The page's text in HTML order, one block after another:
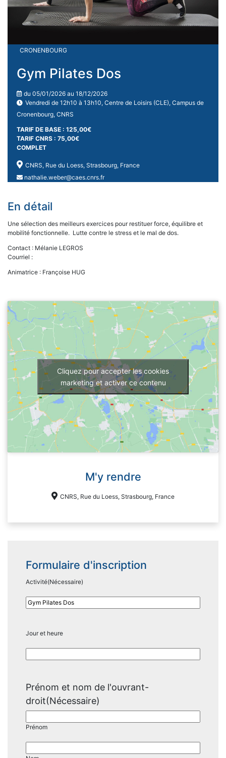
CRONENBOURG
Gym Pilates Dos
du 05/01/2026 au 18/12/2026
Vendredi de 12h10 à 13h10, Centre de Loisirs (CLE), Campus de
Cronenbourg, CNRS
TARIF DE BASE : 125,00€
TARIF CNRS : 75,00€
COMPLET
CNRS, Rue du Loess, Strasbourg, France
nathalie.weber@caes.cnrs.fr
En détail
Une sélection des meilleurs exercices pour restituer force, équilibre et
mobilité fonctionnelle. Lutte contre le stress et le mal de dos.
Contact : Mélanie LEGROS
Courriel :
Animatrice : Françoise HUG
Cliquez pour accepter les cookies
marketing et activer ce contenu
M'y rendre
CNRS, Rue du Loess, Strasbourg, France
Formulaire d'inscription
Activité(Nécessaire)
Jour et heure
Prénom et nom de l'ouvrant-
droit(Nécessaire)
Prénom